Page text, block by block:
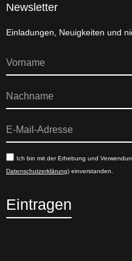
Newsletter
Einladungen, Neuigkeiten und
Ich bin mit der Erhebung und
Datenschutzerklärung) einverstanden.
Eintragen